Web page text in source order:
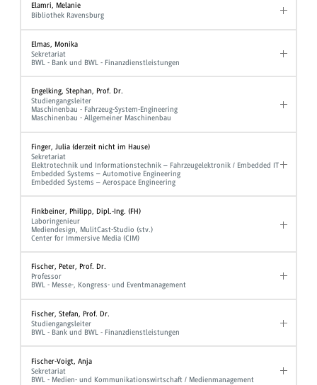
Elamri, Melanie
Bibliothek Ravensburg
Elmas, Monika
Sekretariat
BWL - Bank und BWL - Finanzdienstleistungen
Engelking, Stephan, Prof. Dr.
Studiengangsleiter
Maschinenbau - Fahrzeug-System-Engineering
Maschinenbau - Allgemeiner Maschinenbau
Finger, Julia (derzeit nicht im Hause)
Sekretariat
Elektrotechnik und Informationstechnik – Fahrzeugelektronik / Embedded IT
Embedded Systems – Automotive Engineering
Embedded Systems – Aerospace Engineering
Finkbeiner, Philipp, Dipl.-Ing. (FH)
Laboringenieur
Mediendesign, MulitCast-Studio (stv.)
Center for Immersive Media (CIM)
Fischer, Peter, Prof. Dr.
Professor
BWL - Messe-, Kongress- und Eventmanagement
Fischer, Stefan, Prof. Dr.
Studiengangsleiter
BWL - Bank und BWL - Finanzdienstleistungen
Fischer-Voigt, Anja
Sekretariat
BWL - Medien- und Kommunikationswirtschaft / Medienmanagement